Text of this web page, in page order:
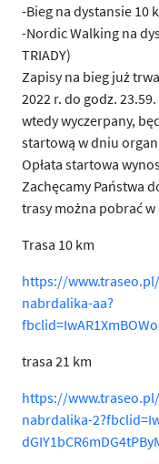
-Bieg na dystansie 10
-Nordic Walking na
TRIADY)
Zapisy na bieg już
2022 r. do godz.
wtedy wyczerpany,
startową w dniu
Opłata startowa
Zachęcamy Państwa
trasy można pobrać
Trasa 10 km
https://
nabrdalika-aa?
trasa 21 km
https://
nabrdalika-